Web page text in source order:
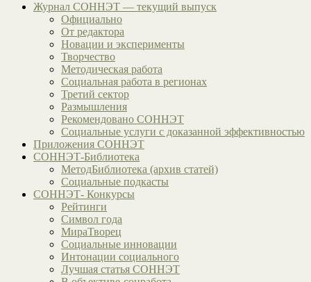
Журнал СОННЭТ — текущий выпуск
Официально
От редактора
Новации и эксперименты
Творчество
Методическая работа
Социальная работа в регионах
Третий сектор
Размышления
Рекомендовано СОННЭТ
Социальные услуги с доказанной эффективностью
Приложения СОННЭТ
СОННЭТ-Библиотека
МетодБиблиотека (архив статей)
Социальные подкасты
СОННЭТ- Конкурсы
Рейтинги
Символ года
МираТворец
Социальные инновации
Интонации социального
Лучшая статья СОННЭТ